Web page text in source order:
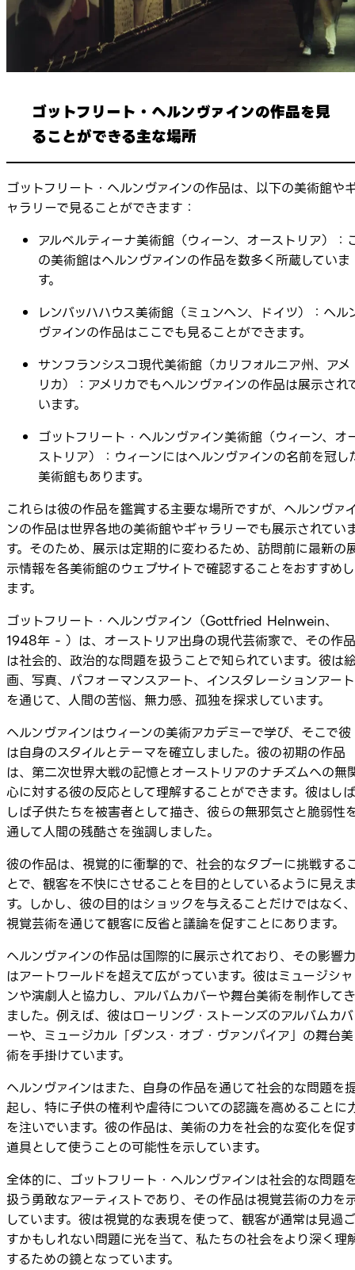
ゴットフリート・ヘルンヴァインの作品を見
ることができる主な場所
ゴットフリート・ヘルンヴァインの作品は、以下の美術館や
ャラリーで見ることができます：
アルベルティーナ美術館（ウィーン、オーストリア）：
の美術館はヘルンヴァインの作品を数多く所蔵していま
す。
レンバッハハウス美術館（ミュンヘン、ドイツ）：ヘル
ヴァインの作品はここでも見ることができます。
サンフランシスコ現代美術館（カリフォルニア州、アメ
リカ）：アメリカでもヘルンヴァインの作品は展示され
います。
ゴットフリート・ヘルンヴァイン美術館（ウィーン、オ
ストリア）：ウィーンにはヘルンヴァインの名前を冠し
美術館もあります。
これらは彼の作品を鑑賞する主要な場所ですが、ヘルンヴァ
ンの作品は世界各地の美術館やギャラリーでも展示されてい
す。そのため、展示は定期的に変わるため、訪問前に最新の
示情報を各美術館のウェブサイトで確認することをおすすめし
ます。
ゴットフリート・ヘルンヴァイン（Gottfried Helnwein、
1948年 - ）は、オーストリア出身の現代芸術家で、その作品
は社会的、政治的な問題を扱うことで知られています。彼は
画、写真、パフォーマンスアート、インスタレーションアート
を通じて、人間の苦悩、無力感、孤独を探求しています。
ヘルンヴァインはウィーンの美術アカデミーで学び、そこで彼
は自身のスタイルとテーマを確立しました。彼の初期の作品
は、第二次世界大戦の記憶とオーストリアのナチズムへの無
心に対する彼の反応として理解することができます。彼はしば
しば子供たちを被害者として描き、彼らの無邪気さと脆弱性
通して人間の残酷さを強調しました。
彼の作品は、視覚的に衝撃的で、社会的なタブーに挑戦する
とで、観客を不快にさせることを目的としているように見え
す。しかし、彼の目的はショックを与えることだけではなく、
視覚芸術を通じて観客に反省と議論を促すことにあります。
ヘルンヴァインの作品は国際的に展示されており、その影響力
はアートワールドを超えて広がっています。彼はミュージシャ
ンや演劇人と協力し、アルバムカバーや舞台美術を制作してき
ました。例えば、彼はローリング・ストーンズのアルバムカバ
ーや、ミュージカル「ダンス・オブ・ヴァンパイア」の舞台美
術を手掛けています。
ヘルンヴァインはまた、自身の作品を通じて社会的な問題を
起し、特に子供の権利や虐待についての認識を高めることに
を注いでいます。彼の作品は、美術の力を社会的な変化を促
道具として使うことの可能性を示しています。
全体的に、ゴットフリート・ヘルンヴァインは社会的な問題
扱う勇敢なアーティストであり、その作品は視覚芸術の力を
しています。彼は視覚的な表現を使って、観客が通常は見過ご
すかもしれない問題に光を当て、私たちの社会をより深く理
するための鏡となっています。